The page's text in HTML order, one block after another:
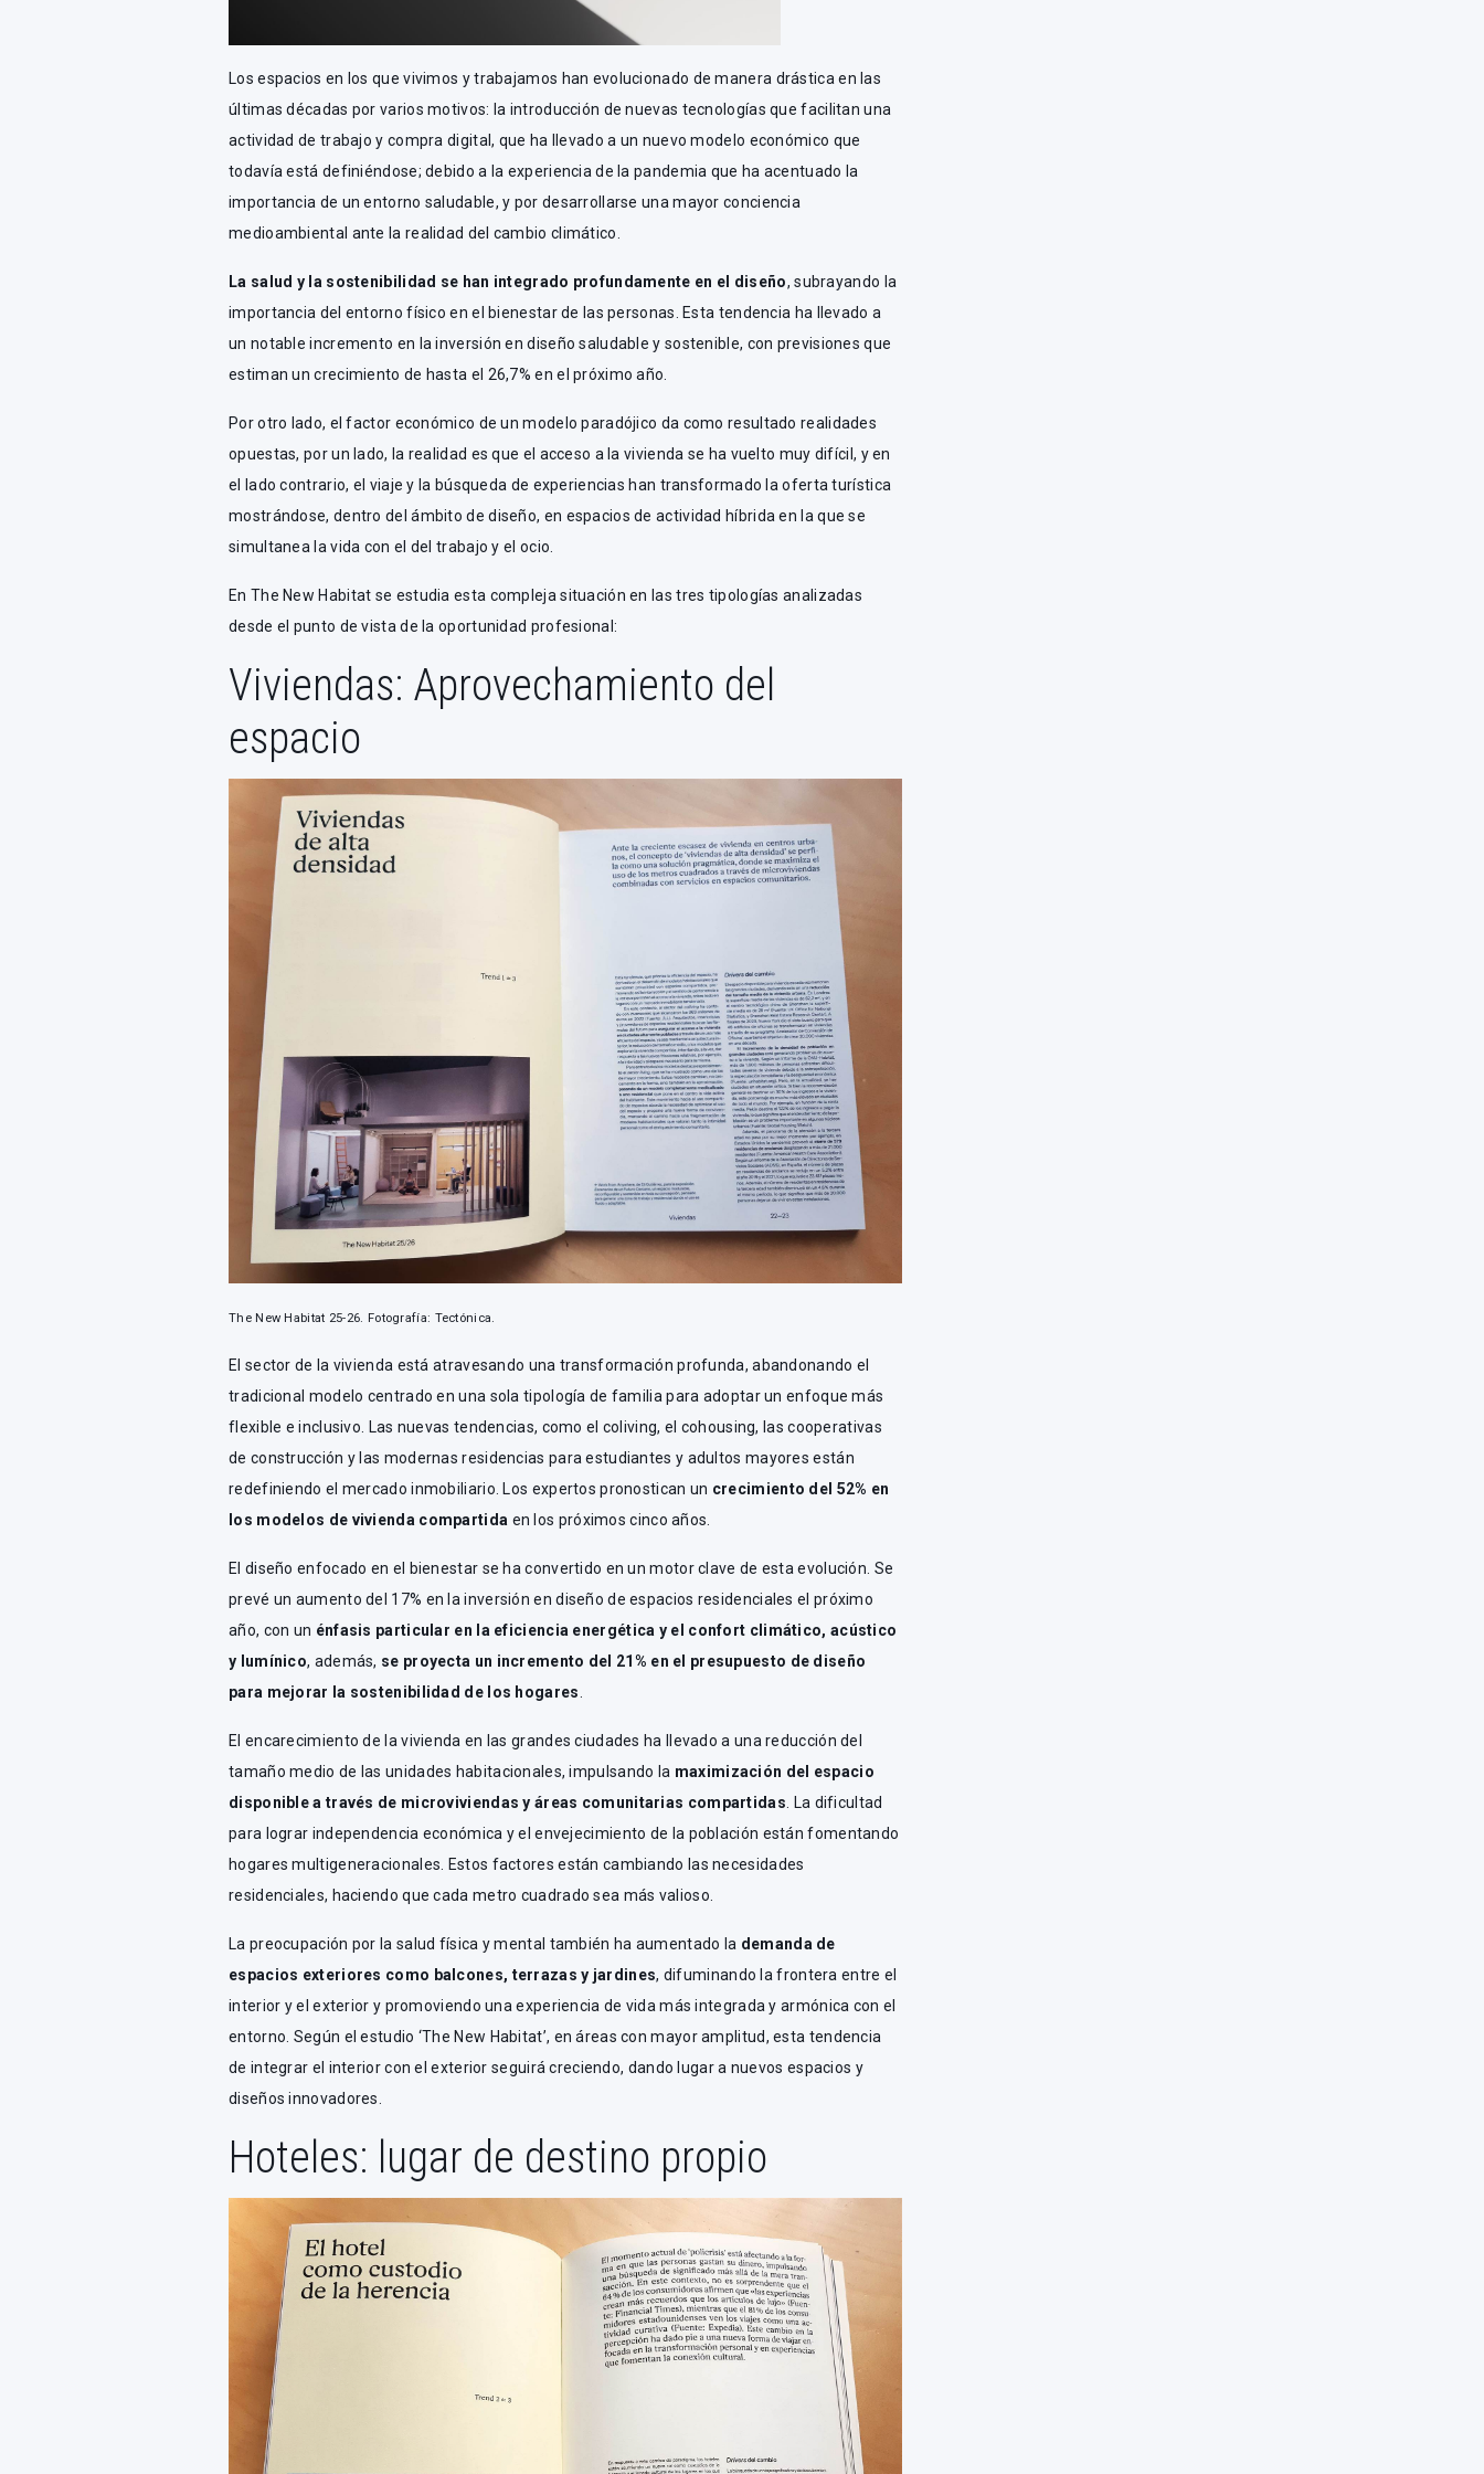
Los espacios en los que vivimos y trabajamos han evolucionado de manera drástica en las
últimas décadas por varios motivos: la introducción de nuevas tecnologías que facilitan una
actividad de trabajo y compra digital, que ha llevado a un nuevo modelo económico que
todavía está definiéndose; debido a la experiencia de la pandemia que ha acentuado la
importancia de un entorno saludable, y por desarrollarse una mayor conciencia
medioambiental ante la realidad del cambio climático.
La salud y la sostenibilidad se han integrado profundamente en el diseño, subrayando la
importancia del entorno físico en el bienestar de las personas. Esta tendencia ha llevado a
un notable incremento en la inversión en diseño saludable y sostenible, con previsiones que
estiman un crecimiento de hasta el 26,7% en el próximo año.
Por otro lado, el factor económico de un modelo paradójico da como resultado realidades
opuestas, por un lado, la realidad es que el acceso a la vivienda se ha vuelto muy difícil, y en
el lado contrario, el viaje y la búsqueda de experiencias han transformado la oferta turística
mostrándose, dentro del ámbito de diseño, en espacios de actividad híbrida en la que se
simultanea la vida con el del trabajo y el ocio.
En The New Habitat se estudia esta compleja situación en las tres tipologías analizadas
desde el punto de vista de la oportunidad profesional:
Viviendas: Aprovechamiento del
espacio
The New Habitat 25-26. Fotografía: Tectónica.
El sector de la vivienda está atravesando una transformación profunda, abandonando el
tradicional modelo centrado en una sola tipología de familia para adoptar un enfoque más
flexible e inclusivo. Las nuevas tendencias, como el coliving, el cohousing, las cooperativas
de construcción y las modernas residencias para estudiantes y adultos mayores están
redefiniendo el mercado inmobiliario. Los expertos pronostican un crecimiento del 52% en
los modelos de vivienda compartida en los próximos cinco años.
El diseño enfocado en el bienestar se ha convertido en un motor clave de esta evolución. Se
prevé un aumento del 17% en la inversión en diseño de espacios residenciales el próximo
año, con un énfasis particular en la eficiencia energética y el confort climático, acústico
y lumínico, además, se proyecta un incremento del 21% en el presupuesto de diseño
para mejorar la sostenibilidad de los hogares.
El encarecimiento de la vivienda en las grandes ciudades ha llevado a una reducción del
tamaño medio de las unidades habitacionales, impulsando la maximización del espacio
disponible a través de microviviendas y áreas comunitarias compartidas. La dificultad
para lograr independencia económica y el envejecimiento de la población están fomentando
hogares multigeneracionales. Estos factores están cambiando las necesidades
residenciales, haciendo que cada metro cuadrado sea más valioso.
La preocupación por la salud física y mental también ha aumentado la demanda de
espacios exteriores como balcones, terrazas y jardines, difuminando la frontera entre el
interior y el exterior y promoviendo una experiencia de vida más integrada y armónica con el
entorno. Según el estudio ‘The New Habitat’, en áreas con mayor amplitud, esta tendencia
de integrar el interior con el exterior seguirá creciendo, dando lugar a nuevos espacios y
diseños innovadores.
Hoteles: lugar de destino propio